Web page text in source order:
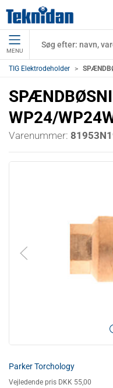
MENU
TIG Elektrodeholder
WP24/
Varenummer:
Parker Torchology
Vejledende pris DKK 55,00